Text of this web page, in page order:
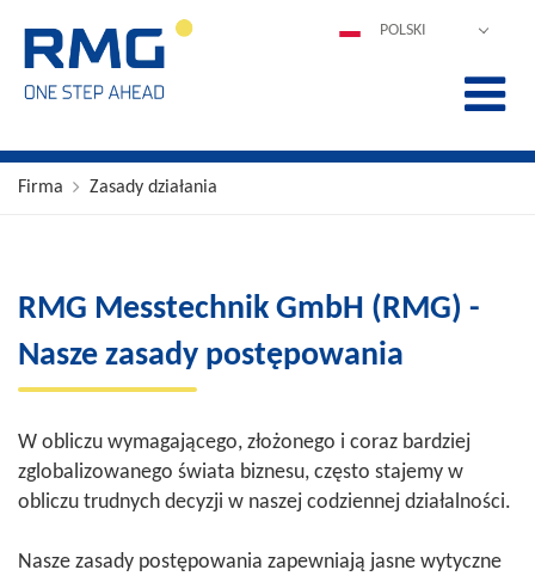
POLSKI
PORTUGUÊS
Firma Zasady działania
RMG Messtechnik GmbH (RMG) -
Nasze zasady postępowania
W obliczu wymagającego, złożonego i coraz bardziej
zglobalizowanego świata biznesu, często stajemy w
obliczu trudnych decyzji w naszej codziennej działalności.
Nasze zasady postępowania zapewniają jasne wytyczne